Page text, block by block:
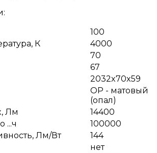
100
К
4000
70
67
2032x70x59
OP - матовый
(опал)
Лм
14400
...ч
100000
Лм/Вт
144
нет